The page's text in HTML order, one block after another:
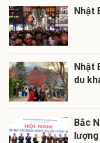
Nhật
Nhật
du
Bắc